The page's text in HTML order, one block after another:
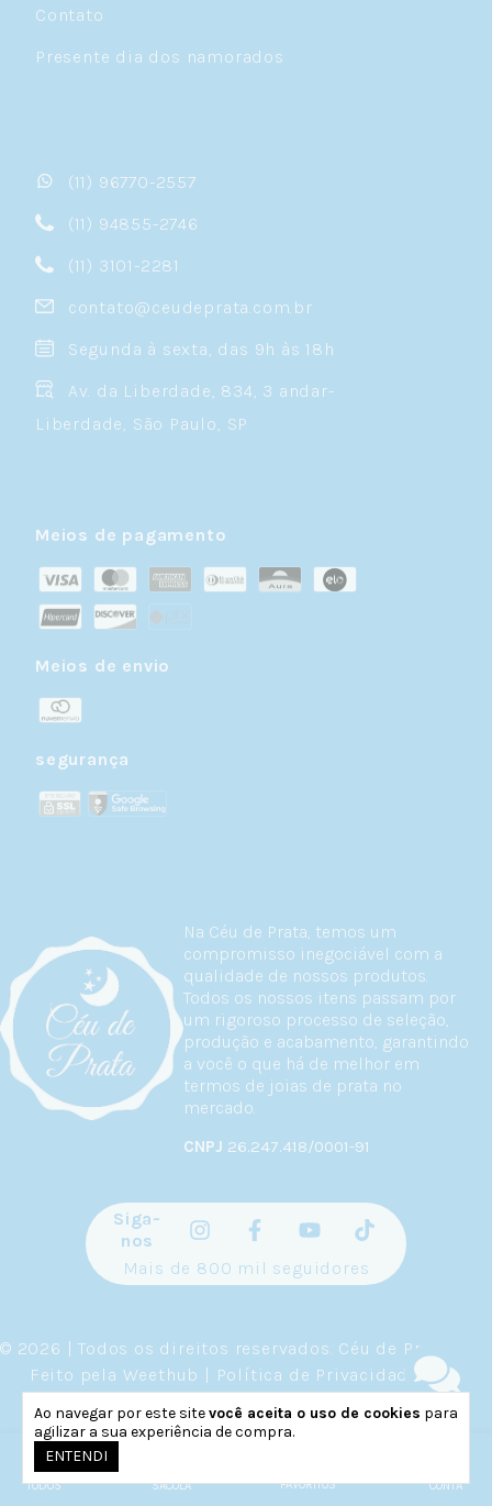
Ao navegar por este sitevocê aceita o uso de cookies para
agilizar a sua experiência de compra.
ENTENDI
TODOS SACOLA FAVORITOS CONTA
Na Céu de Prata, temos um
compromisso inegociável com a
qualidade de nossos produtos.
Todos os nossos itens passam por
um rigoroso processo de seleção,
produção e acabamento, garantindo
a você o que há de melhor em
termos de joias de prata no
mercado.
CNPJ 26.247.418/0001-91
Contato
Presente dia dos namorados
(11) 96770-2557
(11) 94855-2746
(11) 3101-2281
contato@ceudeprata.com.br
Segunda à sexta, das 9h às 18h
Av. da Liberdade, 834, 3 andar-
Liberdade, São Paulo, SP
Meios de pagamento
Meios de envio
segurança
Siga-
nos
Mais de 800 mil seguidores
© 2026 | Todos os direitos reservados. Céu de Prata
Feito pela Weethub Política de Privacidade.